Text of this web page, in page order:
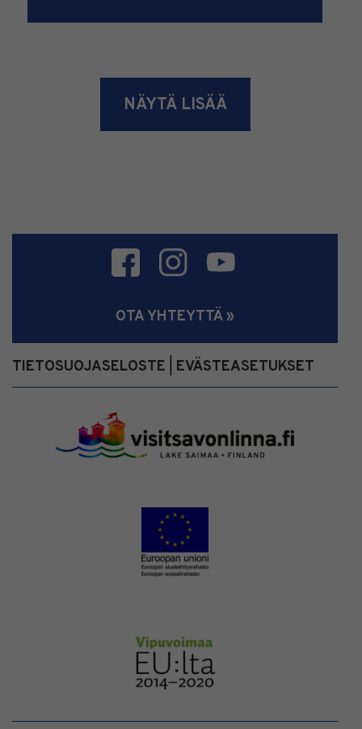
NÄYTÄ LISÄÄ
OTA YHTEYTTÄ »
TIETOSUOJASELOSTE EVÄSTEASETUKSET